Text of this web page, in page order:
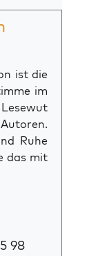
ist die
im
Ruhe
das mit
98